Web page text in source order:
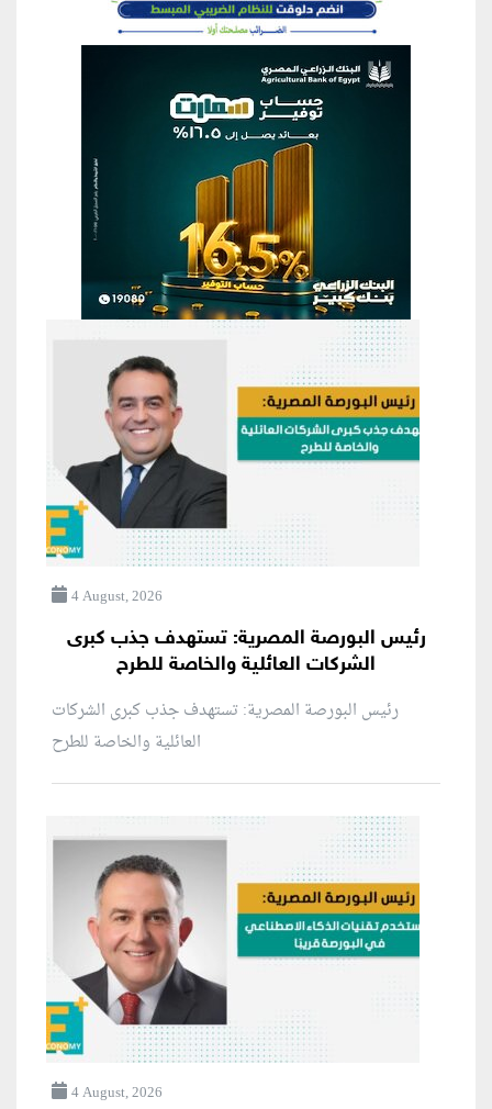
منطقة إعلانية
4 August, 2026
رئيس البورصة المصرية: تستهدف جذب كبرى
الشركات العائلية والخاصة للطرح
رئيس البورصة المصرية: تستهدف جذب كبرى الشركات
العائلية والخاصة للطرح
4 August, 2026